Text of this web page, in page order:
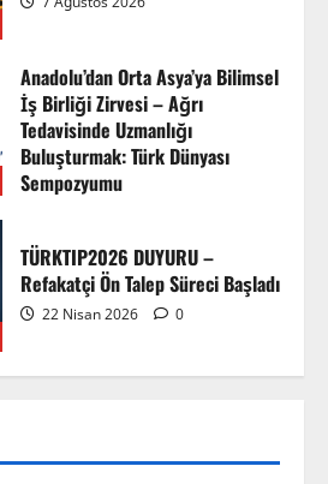
Anadolu’dan Orta Asya’ya Bilimsel
İş Birliği Zirvesi – Ağrı
Tedavisinde Uzmanlığı
Buluşturmak: Türk Dünyası
Sempozyumu
TÜRKTIP2026 DUYURU –
Refakatçi Ön Talep Süreci Başladı
22 Nisan 2026 0
13 Nisan 2026